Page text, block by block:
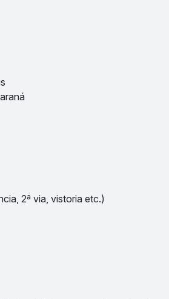
2ª via, vistoria etc.)